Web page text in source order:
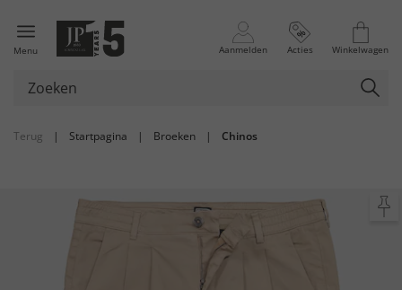
Menu Aanmelden Acties Winkelwagen
Terug | Startpagina | Broeken | Chinos